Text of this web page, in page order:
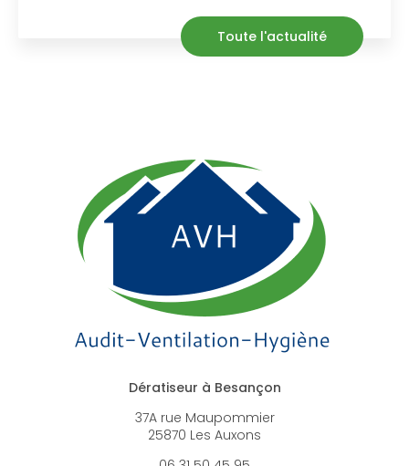
Toute l'actualité
Dératiseur à Besançon
37A rue Maupommier
25870 Les Auxons